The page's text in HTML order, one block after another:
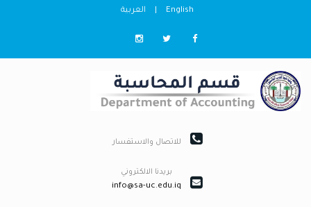
English العربية
للاتصال والاستفسار
بريدنا الالكتروني
info@sa-uc.edu.iq